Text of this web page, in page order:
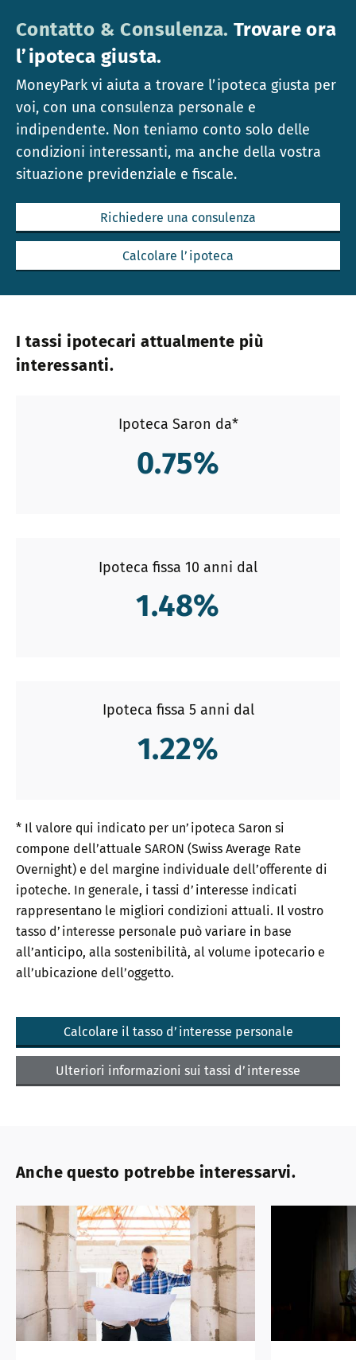
Contatto & Consulenza. Trovare ora
l’ipoteca giusta.
MoneyPark vi aiuta a trovare l’ipoteca giusta per
voi, con una consulenza personale e
indipendente. Non teniamo conto solo delle
condizioni interessanti, ma anche della vostra
situazione previdenziale e fiscale.
Richiedere una consulenza
Calcolare l’ipoteca
I tassi ipotecari attualmente più
interessanti.
Ipoteca Saron da*
0.75%
Ipoteca fissa 10 anni dal
1.48%
Ipoteca fissa 5 anni dal
1.22%
* Il valore qui indicato per un’ipoteca Saron si
compone dell’attuale SARON (Swiss Average Rate
Overnight) e del margine individuale dell’offerente di
ipoteche. In generale, i tassi d’interesse indicati
rappresentano le migliori condizioni attuali. Il vostro
tasso d’interesse personale può variare in base
all’anticipo, alla sostenibilità, al volume ipotecario e
all’ubicazione dell’oggetto.
Calcolare il tasso d’interesse personale
Ulteriori informazioni sui tassi d’interesse
Anche questo potrebbe interessarvi.